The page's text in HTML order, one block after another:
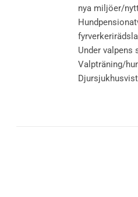
nya miljöer/
Under valpens
Valpträning/